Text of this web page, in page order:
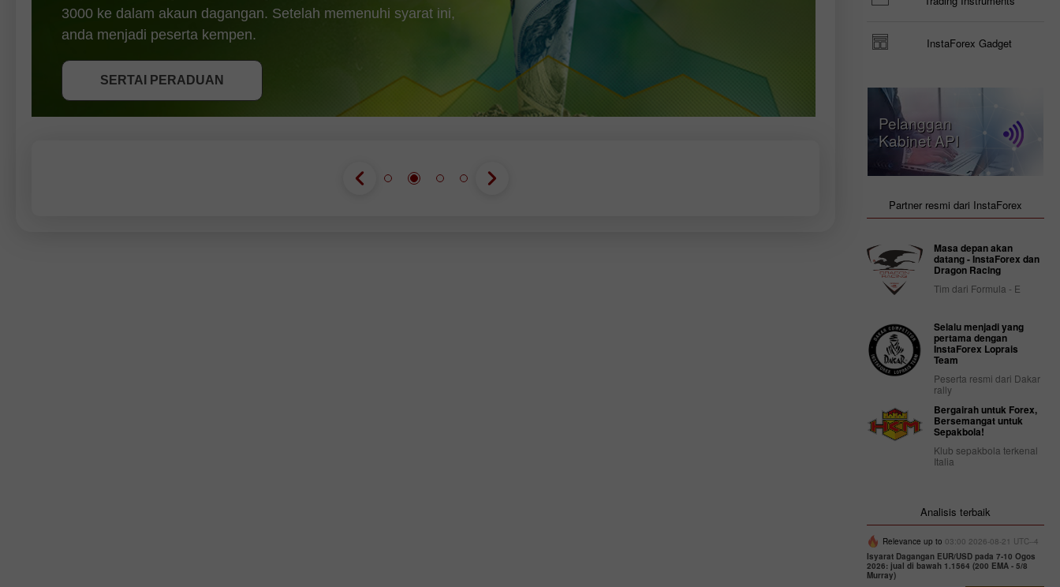
SERTAI PERADUAN
3000 ke dalam akaun dagangan. Setelah memenuhi syarat ini,
anda menjadi peserta kempen.
SERTAI PERADUAN
SERTAI PERADUAN
DAPATKAN BONUS
InstaForex Gadget
Pelanggan
Kabinet API
Partner resmi dari InstaForex
Masa depan akan
datang - InstaForex dan
Dragon Racing
Tim dari Formula - E
Selalu menjadi yang
pertama dengan
InstaForex Loprais
Team
Peserta resmi dari Dakar
rally
Bergairah untuk Forex,
Bersemangat untuk
Sepakbola!
Klub sepakbola terkenal
Italia
Analisis terbaik
Relevance up to 03:00 2026-08-21 UTC--4
Isyarat Dagangan EUR/USD pada 7-10 Ogos
2026: jual di bawah 1.1564 (200 EMA - 5/8
Murray)